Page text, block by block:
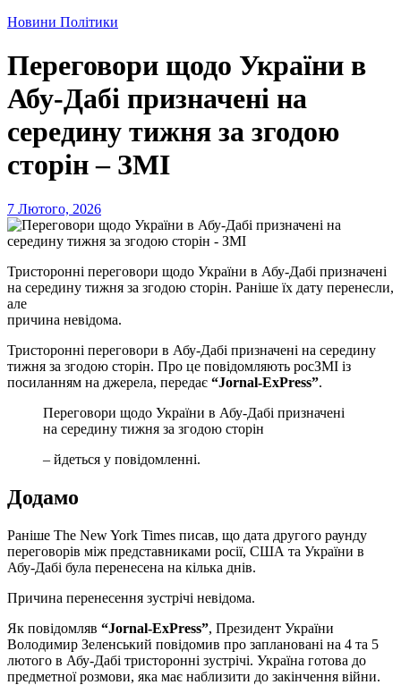
Новини Політики
Переговори щодо України в
Абу-Дабі призначені на
середину тижня за згодою
сторін – ЗМІ
7 Лютого, 2026
Тристоронні переговори щодо України в Абу-Дабі призначені
на середину тижня за згодою сторін. Раніше їх дату перенесли,
але
причина невідома.
Тристоронні переговори в Абу-Дабі призначені на середину
тижня за згодою сторін. Про це повідомляють росЗМІ із
посиланням на джерела, передає “Jornal-ExPress”.
Переговори щодо України в Абу-Дабі призначені
на середину тижня за згодою сторін
– йдеться у повідомленні.
Додамо
Раніше The New York Times писав, що дата другого раунду
переговорів між представниками росії, США та України в
Абу-Дабі була перенесена на кілька днів.
Причина перенесення зустрічі невідома.
Як повідомляв “Jornal-ExPress”, Президент України
Володимир Зеленський повідомив про заплановані на 4 та 5
лютого в Абу-Дабі тристоронні зустрічі. Україна готова до
предметної розмови, яка має наблизити до закінчення війни.